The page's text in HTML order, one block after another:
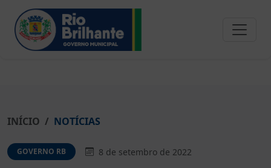
INÍCIO NOTÍCIAS
GOVERNO RB 8 de setembro de 2022